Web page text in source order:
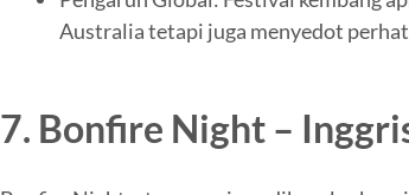
Australia tetapi juga menyedot
7. Bonfire Night –